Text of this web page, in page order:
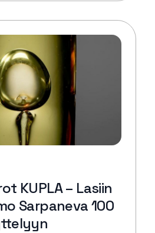
KUPLA – Lasiin
Sarpaneva 100